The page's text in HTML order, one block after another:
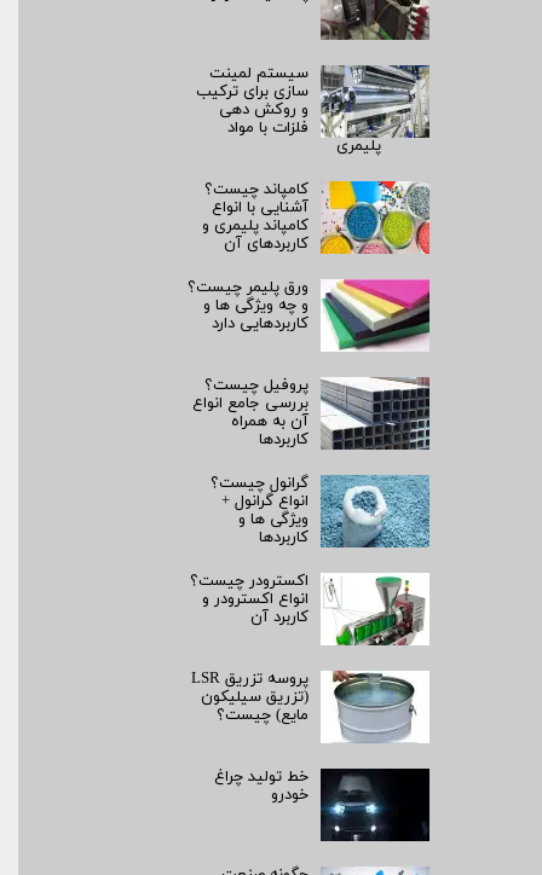
سیستم لمینت‌
سازی برای ترکیب
و روکش‌ دهی
فلزات با مواد
پلیمری
کامپاند چیست؟
آشنایی با انواع
کامپاند پلیمری و
کاربردهای آن
ورق پلیمر چیست؟
و چه ویژگی ها و
کاربردهایی دارد
پروفیل چیست؟
بررسی جامع انواع
آن به همراه
کاربردها
گرانول چیست؟
انواع گرانول +
ویژگی ها و
کاربردها
اکسترودر چیست؟
انواع اکسترودر و
کاربرد آن
پروسه تزریق LSR
(تزریق سیلیکون
مایع) چیست؟
خط تولید چراغ
خودرو